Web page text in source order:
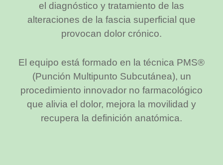
el diagnóstico y tratamiento de las
alteraciones de la fascia superficial que
provocan dolor crónico.
El equipo está formado en la técnica PMS®
(Punción Multipunto Subcutánea), un
procedimiento innovador no farmacológico
que alivia el dolor, mejora la movilidad y
recupera la definición anatómica.